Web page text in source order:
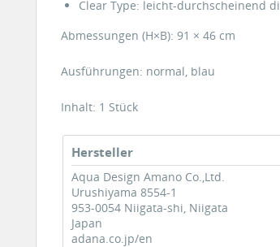
Clear Type: leicht-durchscheinend
Abmessungen (H×B): 91 × 46 cm
Ausführungen: normal, blau
Inhalt: 1 Stück
Hersteller
Aqua Design Amano Co.,Ltd.
Urushiyama 8554-1
953-0054 Niigata-shi, Niigata
Japan
adana.co.jp/en